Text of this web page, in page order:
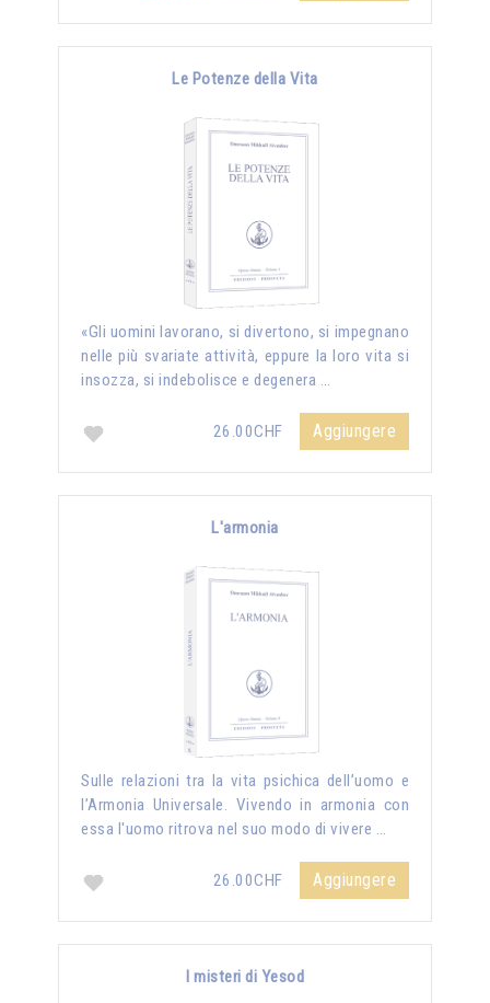
Le Potenze della Vita
«Gli uomini lavorano, si divertono, si impegnano
nelle più svariate attività, eppure la loro vita si
insozza, si indebolisce e degenera …
26.00CHF Aggiungere
L'armonia
Sulle relazioni tra la vita psichica dell’uomo e
l’Armonia Universale. Vivendo in armonia con
essa l'uomo ritrova nel suo modo di vivere …
26.00CHF Aggiungere
I misteri di Yesod